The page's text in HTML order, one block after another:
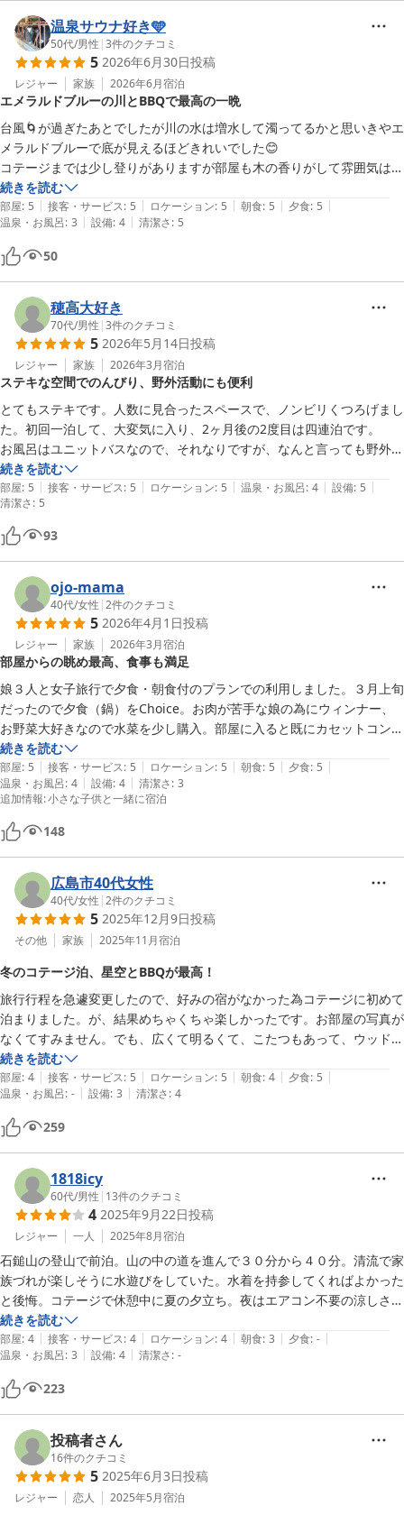
朝食のサンドイッチ作りは少しめんどくさかったかな。セルフであれば
とことん簡単に、ハムとレタスとか挟めば完成というものでもいいのか
なと思いました。
いずれにしても、お手頃に自然を満喫できて、満足できる家族水入らず
の団らん時間を快適に過ごせました。
温泉サウナ好き🩵
50代/男性 |3件のクチコミ
5 2026年6月30日投稿
レジャー 家族 2026年6月宿泊
エメラルドブルーの川とBBQで最高の一晩
台風🌀が過ぎたあとでしたが川の水は増水して濁ってるかと思いきやエ
メラルドブルーで底が見えるほどきれいでした😊
コテージまでは少し登りがありますが部屋も木の香りがして雰囲気はあ
りました。
BBQの用意も完璧で美味しくいただきました。
BBQに使う炭がなかなかよいもので火力も充分でお肉も上手く焼けま
すよ。
大自然の中、廃校を利用したキャンプ場で初心者はコテージもあり、私
のようなにわかキャンパーには最高の一晩でした。
続きを読む
部屋: 5 | 接客・サービス: 5 | ロケーション: 5 | 朝食: 5 | 夕食: 5 |
温泉・お風呂: 3 | 設備: 4 | 清潔さ: 5
50
穂高大好き
70代/男性 |3件のクチコミ
5 2026年5月14日投稿
レジャー 家族 2026年3月宿泊
ステキな空間でのんびり、野外活動にも便利
とてもステキです。人数に見合ったスペースで、ノンビリくつろげまし
た。初回一泊して、大変気に入り、2ヶ月後の2度目は四連泊です。
お風呂はユニットバスなので、それなりですが、なんと言っても野外活
動用の山小屋で、しかもウォシュレット付きです。高評価は当然です。
次回も利用したいです。
続きを読む
部屋: 5 | 接客・サービス: 5 | ロケーション: 5 | 温泉・お風呂: 4 | 設備: 5 |
清潔さ: 5
93
ojo-mama
40代/女性 |2件のクチコミ
5 2026年4月1日投稿
レジャー 家族 2026年3月宿泊
部屋からの眺め最高、食事も満足
娘３人と女子旅行で夕食・朝食付のプランでの利用しました。３月上旬
だったので夕食（鍋）をChoice。お肉が苦手な娘の為にウィンナー、
お野菜大好きなので水菜を少し購入。部屋に入ると既にカセットコンロ
の上に具材が入った土鍋がセットしてあり、冷蔵庫の出汁を入れるだけ
に！野菜、鴨肉、うどんがそれぞれ銀バッドに入っており野菜盛り沢
山。お腹いっぱいで大満足。
朝食はロールパンと具材、スープが準備してありました。余った千切り
キャベツはスープを温め直す時に鍋に投入しました。
部屋からの眺めがとても良かったです。テラスもありバスタオル等も干
ていましたが、階段は無く使用出来ませんでした。覗いたら埃だらけで
ちょっとビックリでした。
受け付けの方もとてもフレンドリーでした。
続きを読む
部屋: 5 | 接客・サービス: 5 | ロケーション: 5 | 朝食: 5 | 夕食: 5 |
温泉・お風呂: 4 | 設備: 4 | 清潔さ: 3
追加情報:小さな子供と一緒に宿泊
148
広島市40代女性
40代/女性 |2件のクチコミ
5 2025年12月9日投稿
その他 家族 2025年11月宿泊
冬のコテージ泊、星空とBBQが最高！
旅行行程を急遽変更したので、好みの宿がなかった為コテージに初めて
泊まりました。が、結果めちゃくちゃ楽しかったです。お部屋の写真が
なくてすみません。でも、広くて明るくて、こたつもあって、ウッドデ
ッキからは星もたくさん見えて良かったです。
朝、近所を散歩したのですがその風景や澄んだ空気もご馳走でした！
バーベキューの火起こしもしてあって、焼くのと片付けだけの簡単バー
ベキュー🍖も良かったです。
冬のコテージ、おすすめです！
お風呂、トイレもコテージに付いてますー。そこも良かった！！
続きを読む
部屋: 4 | 接客・サービス: 5 | ロケーション: 5 | 朝食: 4 | 夕食: 5 |
温泉・お風呂: - | 設備: 3 | 清潔さ: 4
259
1818icy
60代/男性 | 13件のクチコミ
4 2025年9月22日投稿
レジャー 一人 2025年8月宿泊
石鎚山の登山で前泊。山の中の道を進んで３０分から４０分。清流で家
族づれが楽しそうに水遊びをしていた。水着を持参してくればよかった
と後悔。コテージで休憩中に夏の夕立ち。夜はエアコン不要の涼しさ。
朝は早番担当？の若いバイト君みたいなスタッフがキッチンで調理した
簡単な和の朝食セット。玉子焼き、ウインナーなど。ごくシンプル。と
にかくロケーションは抜群で、釣りや川遊び、BBQやテント泊するに
はグッドな施設。
続きを読む
部屋: 4 | 接客・サービス: 4 | ロケーション: 4 | 朝食: 3 | 夕食: - |
温泉・お風呂: 3 | 設備: 4 | 清潔さ: -
223
投稿者さん
16件のクチコミ
5 2025年6月3日投稿
レジャー 恋人 2025年5月宿泊